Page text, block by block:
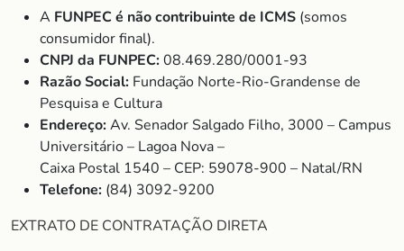
A FUNPEC é não contribuinte de ICMS (somos
consumidor final).
CNPJ da FUNPEC:08.469.280/0001-93
Razão Social: Fundação Norte-Rio-Grandense de
Pesquisa e Cultura
Endereço:Av. Senador Salgado Filho, 3000 – Campus
Universitário – Lagoa Nova –
Caixa Postal 1540 – CEP: 59078-900 – Natal/RN
Telefone: (84) 3092-9200
EXTRATO DE CONTRATAÇÃO DIRETA